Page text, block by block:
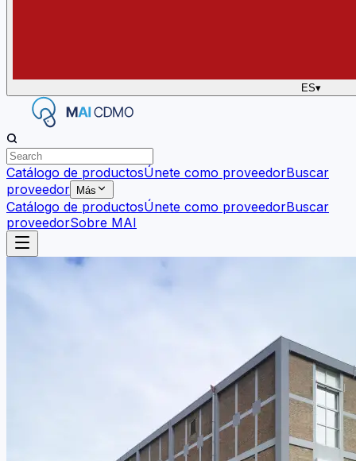
ES▾
Catálogo de productosÚnete como proveedorBuscar
proveedor
Más
Catálogo de productosÚnete como proveedorBuscar
proveedorSobre MAI